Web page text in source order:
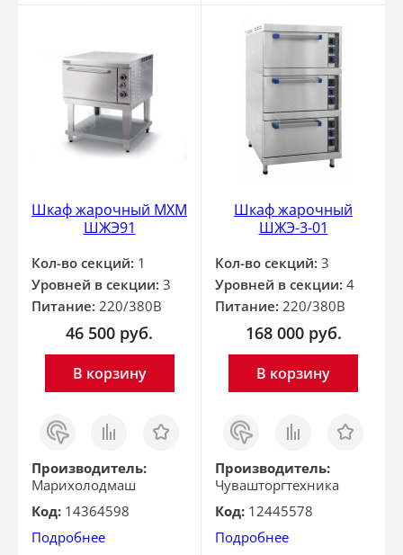
Шкаф жарочный МХМ
ШЖЭ91
Кол-во секций: 1
Уровней в секции: 3
Питание: 220/380В
46 500 руб.
В корзину
Заказ
в 1
клик
Сравнить Отложить
Производитель:
Марихолодмаш
Код: 14364598
Подробнее
Шкаф жарочный
ШЖЭ-3-01
Кол-во секций: 3
Уровней в секции: 4
Питание: 220/380В
168 000 руб.
В корзину
Заказ
в 1
клик
Сравнить Отложить
Производитель:
Чувашторгтехника
Код: 12445578
Подробнее